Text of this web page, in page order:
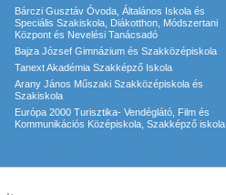
Bárczi Gusztáv Óvoda, Általános Iskola és
Speciális Szakiskola, Diákotthon, Módszertani
Központ és Nevelési Tanácsadó
Bajza József Gimnázium és Szakközépiskola
Tanext Akadémia Szakképző Iskola
Arany János Műszaki Szakközépiskola és
Szakiskola
Európa 2000 Turisztika- Vendéglátó, Film és
Kommunikációs Középiskola, Szakképző iskola